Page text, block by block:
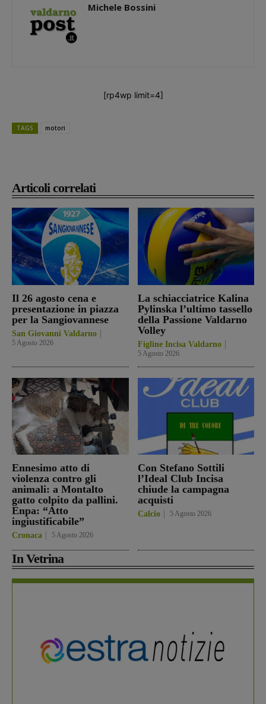
Articoli correlati
Il 26 agosto cena e
presentazione in piazza
per la Sangiovannese
San Giovanni Valdarno
5 Agosto 2026
La schiacciatrice Kalina
Pylinska l’ultimo tassello
della Passione Valdarno
Volley
Figline Incisa Valdarno
5 Agosto 2026
Ennesimo atto di
violenza contro gli
animali: a Montalto
gatto colpito da pallini.
Enpa: “Atto
ingiustificabile”
Cronaca 5 Agosto 2026
Con Stefano Sottili
l’Ideal Club Incisa
chiude la campagna
acquisti
Calcio 5 Agosto 2026
In Vetrina
Michele Bossini
[rp4wp limit=4]
TAGS motori